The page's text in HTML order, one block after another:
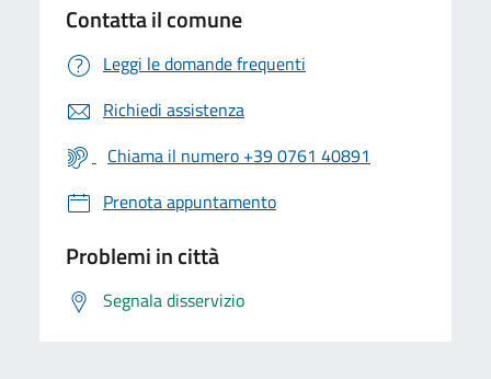
Contatta il comune
Leggi le domande frequenti
Richiedi assistenza
Chiama il numero +39 0761 40891
Prenota appuntamento
Problemi in città
Segnala disservizio